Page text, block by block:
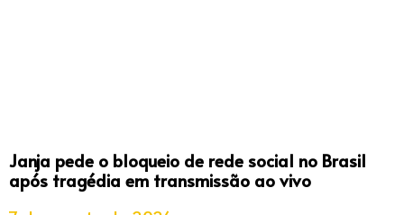
Janja pede o bloqueio de rede social no Brasil
após tragédia em transmissão ao vivo